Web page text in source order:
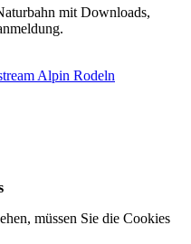
mit Downloads,
Alpin Rodeln
müssen Sie die Cookies